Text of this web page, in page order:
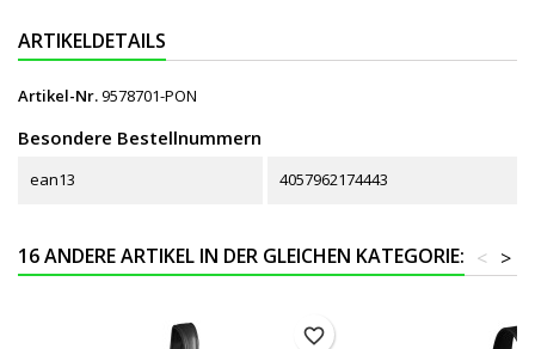
ARTIKELDETAILS
Artikel-Nr.9578701-PON
Besondere Bestellnummern
ean13 4057962174443
16 ANDERE ARTIKEL IN DER GLEICHEN KATEGORIE: >
<
favorite_border